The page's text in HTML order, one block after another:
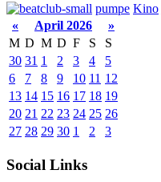
pumpe Kino
«
April 2026
»
M D M D F S
S
30 31 1 2 3 4
5
6
7 8 9 10 11 12
13 14 15 16 17 18 19
20 21 22 23 24 25 26
27 28 29 30 1 2 3
Social Links